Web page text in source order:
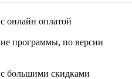
онлайн оплатой
программы, по версии
большими скидками